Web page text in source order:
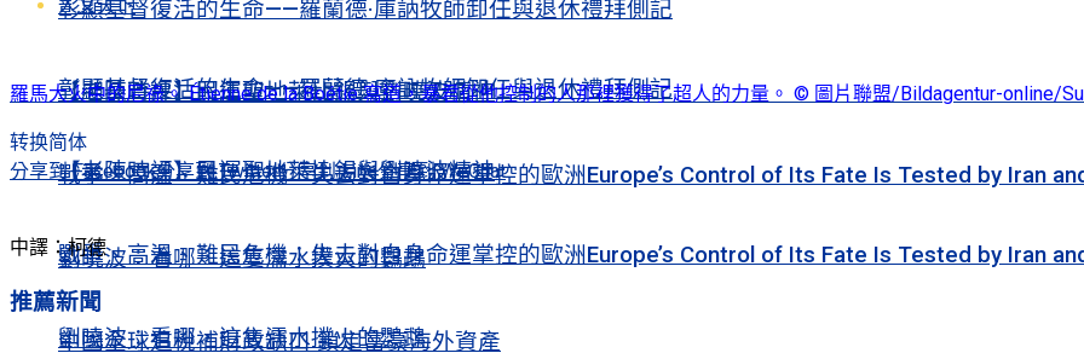
彰顯基督復活的生命——羅蘭德·庫訥牧師卸任與退休禮拜側記
【老陳時評】民運聖地萊比錫與劉曉波精神
戰爭、高溫、難民危機：失去對自身命運掌控的歐洲Europe’s Control of Its Fate Is Tested by Iran
劉曉波：看哪，這隻濡水撲火的鸚鵡
中國全球追稅補財政缺口 鎖定富豪海外資產
人文天下
彰顯基督復活的生命——羅蘭德·庫訥牧師卸任與退休禮拜側記
【老陳時評】民運聖地萊比錫與劉曉波精神
戰爭、高溫、難民危機：失去對自身命運掌控的歐洲Europe’s Control of Its Fate Is Tested by Iran
劉曉波：看哪，這隻濡水撲火的鸚鵡
羅馬大火中的尼祿。 Étienne de la Boétie 寫道，暴君從他控制的人那裡獲得了超人的力量。 © 圖片聯盟/Bildagentur-online/
转换简体
分享到 Facebook分享到 Twitter分享到 Line分享到 WeChat
中譯：柯德
推薦新聞